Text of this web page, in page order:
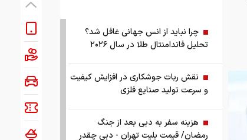
چرا نباید از انس جهانی غافل شد؟
تحلیل فاندامنتال طلا در سال ۲۰۲۶
نقش ربات جوشکاری در افزایش کیفیت
و سرعت تولید صنایع فلزی
هزینه سفر به دبی بعد از جنگ
رمضان/ قیمت بلیت تهران - دبی چقدر